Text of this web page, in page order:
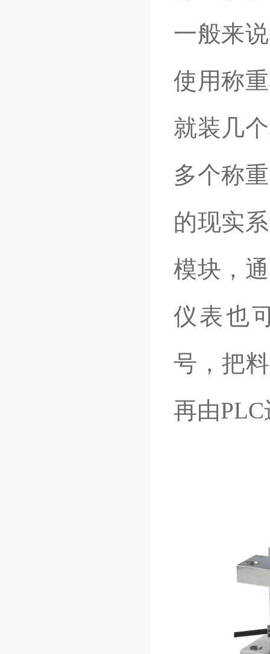
一般来
使用称
就装几
多个称
的现实
模块，
仪表也
号，把
再由PLC